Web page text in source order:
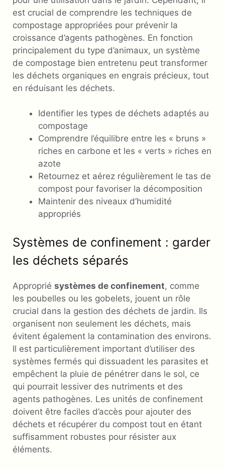
est crucial de comprendre les techniques de
compostage appropriées pour prévenir la
croissance d’agents pathogènes. En fonction
principalement du type d’animaux, un système
de compostage bien entretenu peut transformer
les déchets organiques en engrais précieux, tout
en réduisant les déchets.
Identifier les types de déchets adaptés au
compostage
Comprendre l’équilibre entre les « bruns »
riches en carbone et les « verts » riches en
azote
Retournez et aérez régulièrement le tas de
compost pour favoriser la décomposition
Maintenir des niveaux d’humidité
appropriés
Systèmes de confinement : garder
les déchets séparés
Approprié systèmes de confinement, comme
les poubelles ou les gobelets, jouent un rôle
crucial dans la gestion des déchets de jardin. Ils
organisent non seulement les déchets, mais
évitent également la contamination des environs.
Il est particulièrement important d’utiliser des
systèmes fermés qui dissuadent les parasites et
empêchent la pluie de pénétrer dans le sol, ce
qui pourrait lessiver des nutriments et des
agents pathogènes. Les unités de confinement
doivent être faciles d’accès pour ajouter des
déchets et récupérer du compost tout en étant
suffisamment robustes pour résister aux
éléments.